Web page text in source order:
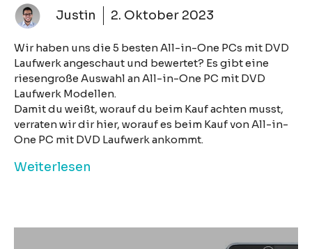
Justin 2. Oktober 2023
Wir haben uns die 5 besten All-in-One PCs mit DVD
Laufwerk angeschaut und bewertet? Es gibt eine
riesengroße Auswahl an All-in-One PC mit DVD
Laufwerk Modellen.
Damit du weißt, worauf du beim Kauf achten musst,
verraten wir dir hier, worauf es beim Kauf von All-in-
One PC mit DVD Laufwerk ankommt.
Weiterlesen